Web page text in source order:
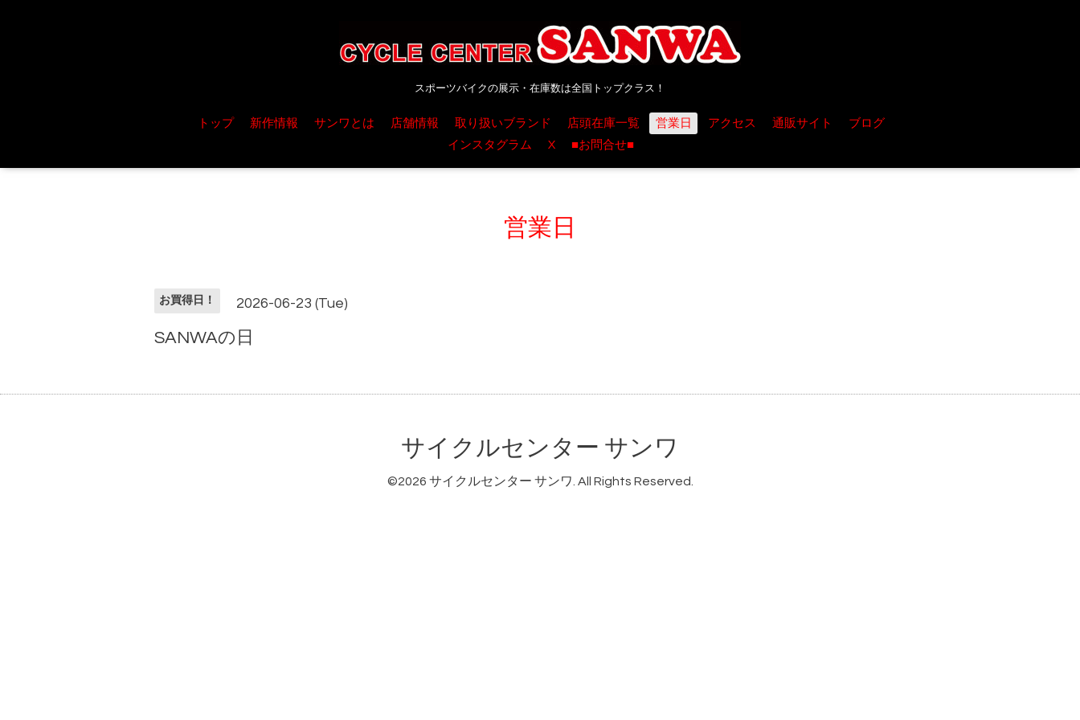
スポーツバイクの展示・在庫数は全国トップクラス！
トップ 新作情報 サンワとは 店舗情報 取り扱いブランド 店頭在庫一覧 営業日 アクセス 通販サイト
ブログ
インスタグラム
X ■お問合せ■
営業日
お買得日！ 2026-06-23 (Tue)
SANWAの日
サイクルセンター サンワ
©2026 サイクルセンター サンワ. All Rights Reserved.